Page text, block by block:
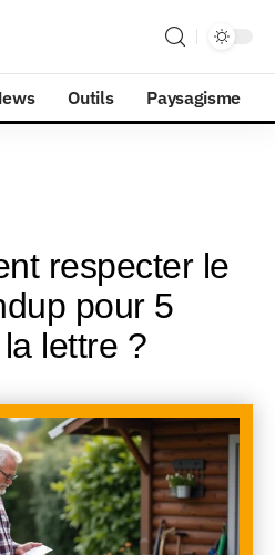
Outils Paysagisme
respecter le
pour 5
la lettre ?